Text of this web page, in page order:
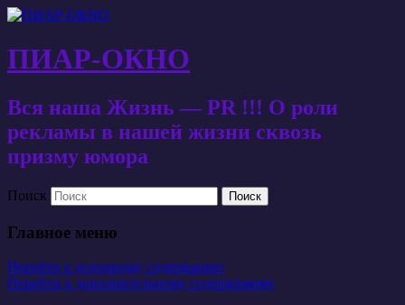
ПИАР-ОКНО
Вся наша Жизнь — PR !!! О роли
рекламы в нашей жизни сквозь
призму юмора
Поиск
Главное меню
Перейти к основному содержанию
Перейти к дополнительному содержимому